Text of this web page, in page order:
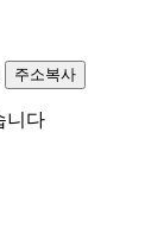
주소복사
니다